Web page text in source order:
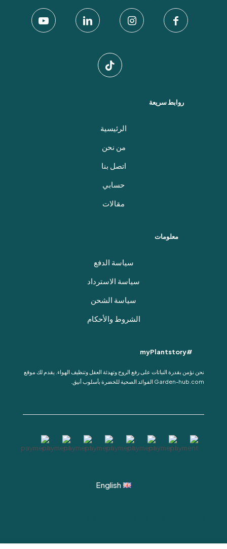
روابط سريعة
الرئيسية
من نحن
اتصل بنا
حسابي
مقالات
معلومات
سياسة الدفع
سياسة الاسترداد
سياسة الشحن
الشروط والأحكام
#myPlantstory
نحن نؤمن بقدرة النباتات على رفع الروح وتهدئة العقل وتنظيف الهواء. يقدم لك موقع
Garden-hub.com الفوائد الصحية للخضرة بأسلوب أنيق.
English